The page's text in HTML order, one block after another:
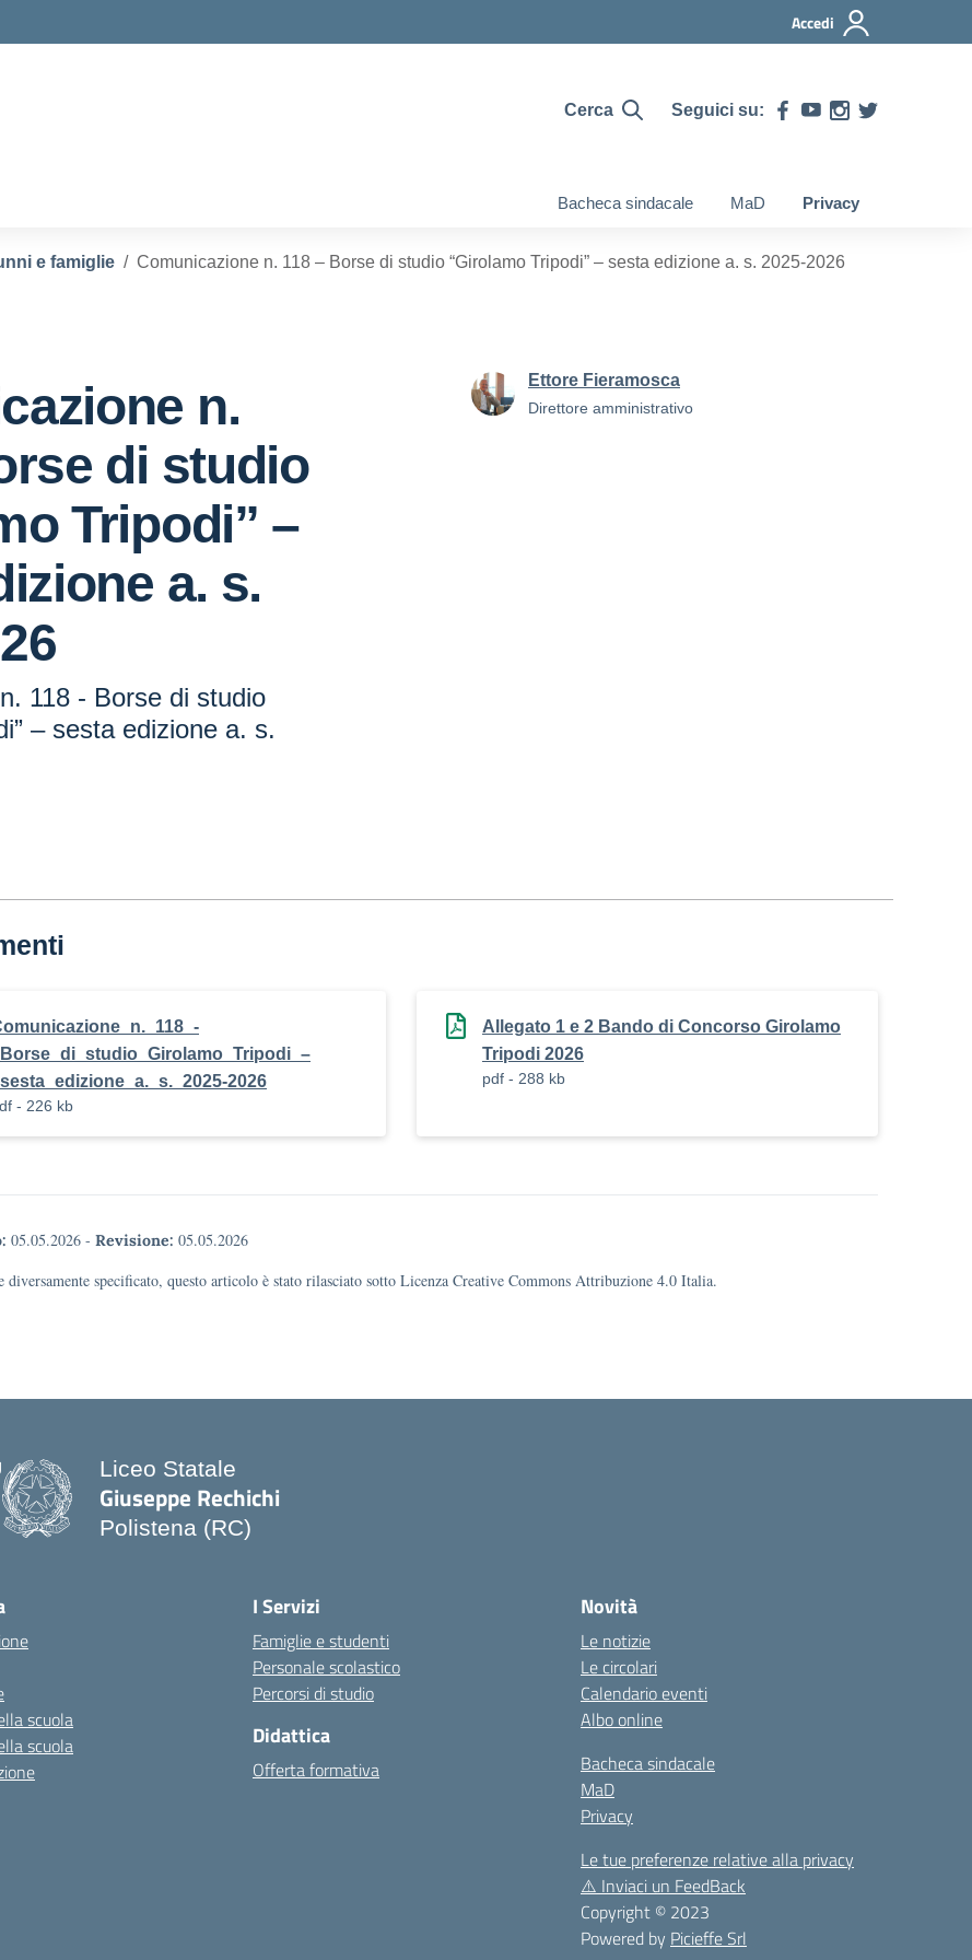
Accedi
Cerca Seguici su:
Bacheca sindacale MaD Privacy
e famiglie Comunicazione n. 118 – Borse di studio “Girolamo Tripodi” – sesta edizione a. s. 2025-2026
n.
di studio
Tripodi” –
a. s.
118 - Borse di studio
– sesta edizione a. s.
Ettore Fieramosca
Direttore amministrativo
_Borse_di_studio_Girolamo_Tripodi_–
_sesta_edizione_a._s._2025-2026
- 226 kb
Allegato 1 e 2 Bando di Concorso Girolamo
Tripodi 2026
pdf - 288 kb
05.05.2026 - Revisione: 05.05.2026
diversamente specificato, questo articolo è stato rilasciato sotto Licenza Creative Commons Attribuzione 4.0 Italia.
Liceo Statale
Giuseppe Rechichi
Polistena (RC)
scuola
scuola
I Servizi
Famiglie e studenti
Personale scolastico
Percorsi di studio
Didattica
Offerta formativa
Novità
Le notizie
Le circolari
Calendario eventi
Albo online
Bacheca sindacale
MaD
Privacy
Le tue preferenze relative alla privacy
⚠️ Inviaci un FeedBack
Copyright © 2023
Powered by Picieffe Srl